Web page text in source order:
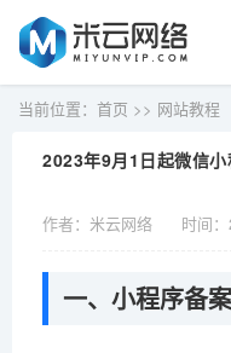
当前位置： 首页 >> 网站教程
2023年9月1日起微信
作者：米云网络 时间
一、小程序备